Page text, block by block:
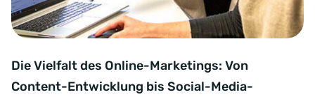
Die Vielfalt des Online-Marketings: Von
Content-Entwicklung bis Social-Media-